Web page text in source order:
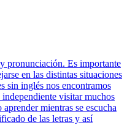
pronunciación. Es importante
en las distintas situaciones
sin inglés nos encontramos
visitar muchos
mientras se escucha
de las letras y así